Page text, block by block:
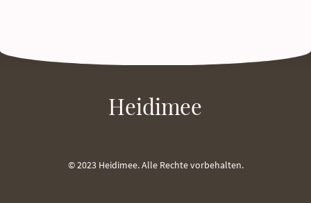
Heidimee
© 2023 Heidimee. Alle Rechte vorbehalten.